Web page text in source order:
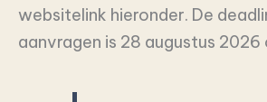
websitelink hieronder. De
aanvragen is 28 augustus 2026